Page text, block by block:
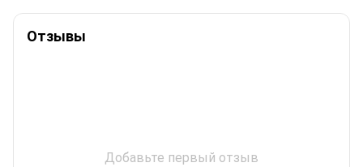
Отзывы
Добавьте первый отзыв